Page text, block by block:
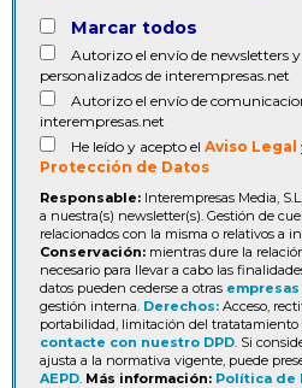
Marcar todos
Autorizo el envío de newsletters
personalizados de interempresas.net
Autorizo el envío de
interempresas.net
He leído y acepto el Aviso Legal
Protección de Datos
Responsable: Interempresas Media,
a nuestra(s) newsletter(s). Gestión de
relacionados con la misma o relativos a
Conservación: mientras dure la
necesario para llevar a cabo las
datos pueden cederse a otras
gestión interna. Derechos: Acceso,
portabilidad, limitación del tratatamiento
contacte con nuestro DPD. Si
ajusta a la normativa vigente, puede
AEPD. Más información: Política de